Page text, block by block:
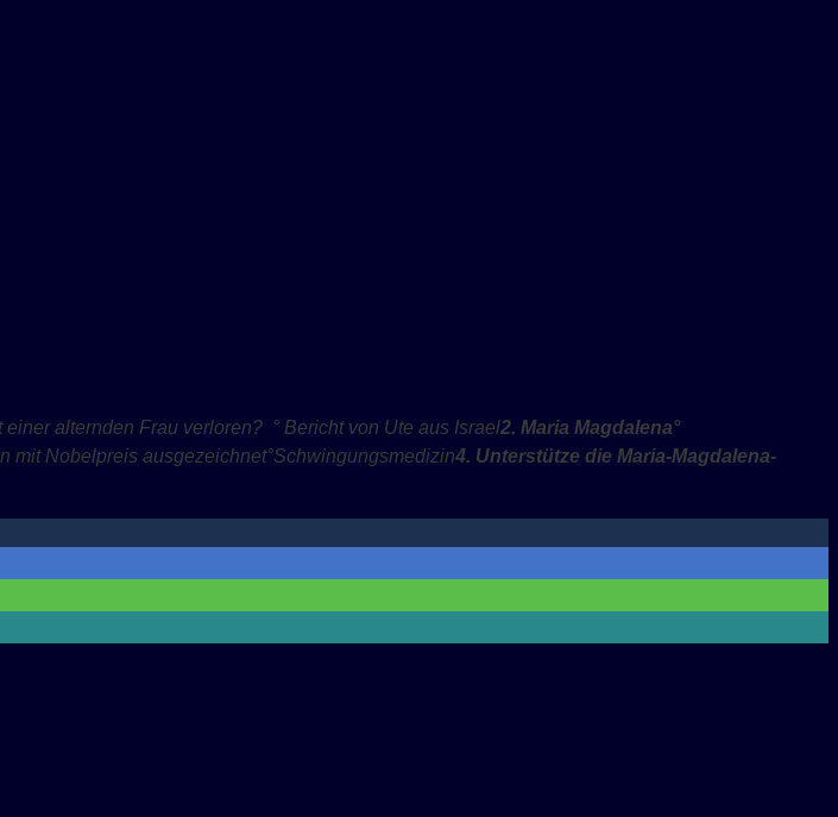
alternden Frau verloren? ° Bericht von Ute aus Israel2. Maria Magdalena°
mit Nobelpreis ausgezeichnet°Schwingungsmedizin4. Unterstütze die Maria-Magdalena-